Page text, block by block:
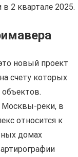
2 квартале 2025.
новый проект
счету которых
Москвы-реки, в
относится к
домах